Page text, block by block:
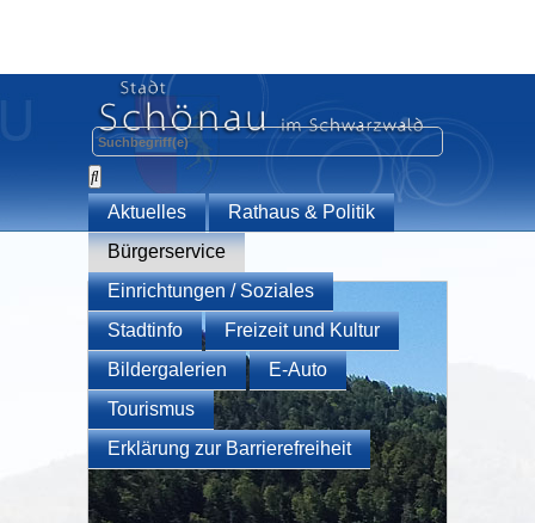
Aktuelles
Rathaus & Politik
Bürgerservice
Einrichtungen / Soziales
Stadtinfo
Freizeit und Kultur
Bildergalerien
E-Auto
Tourismus
Erklärung zur Barrierefreiheit